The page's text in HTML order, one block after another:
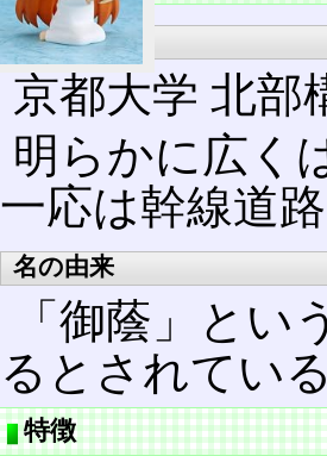
状況
京都大学 北部
明らかに広く
一応は幹線道
名の由来
「御蔭」と
るとされている
特徴